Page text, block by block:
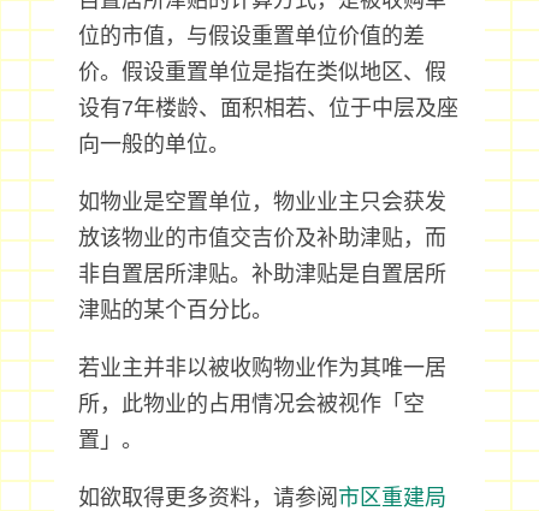
位的市值，与假设重置单位价值的差
价。假设重置单位是指在类似地区、假
设有7年楼龄、面积相若、位于中层及座
向一般的单位。
如物业是空置单位，物业业主只会获发
放该物业的市值交吉价及补助津贴，而
非自置居所津贴。补助津贴是自置居所
津贴的某个百分比。
若业主并非以被收购物业作为其唯一居
所，此物业的占用情况会被视作「空
置」。
如欲取得更多资料，请参阅 市区重建局